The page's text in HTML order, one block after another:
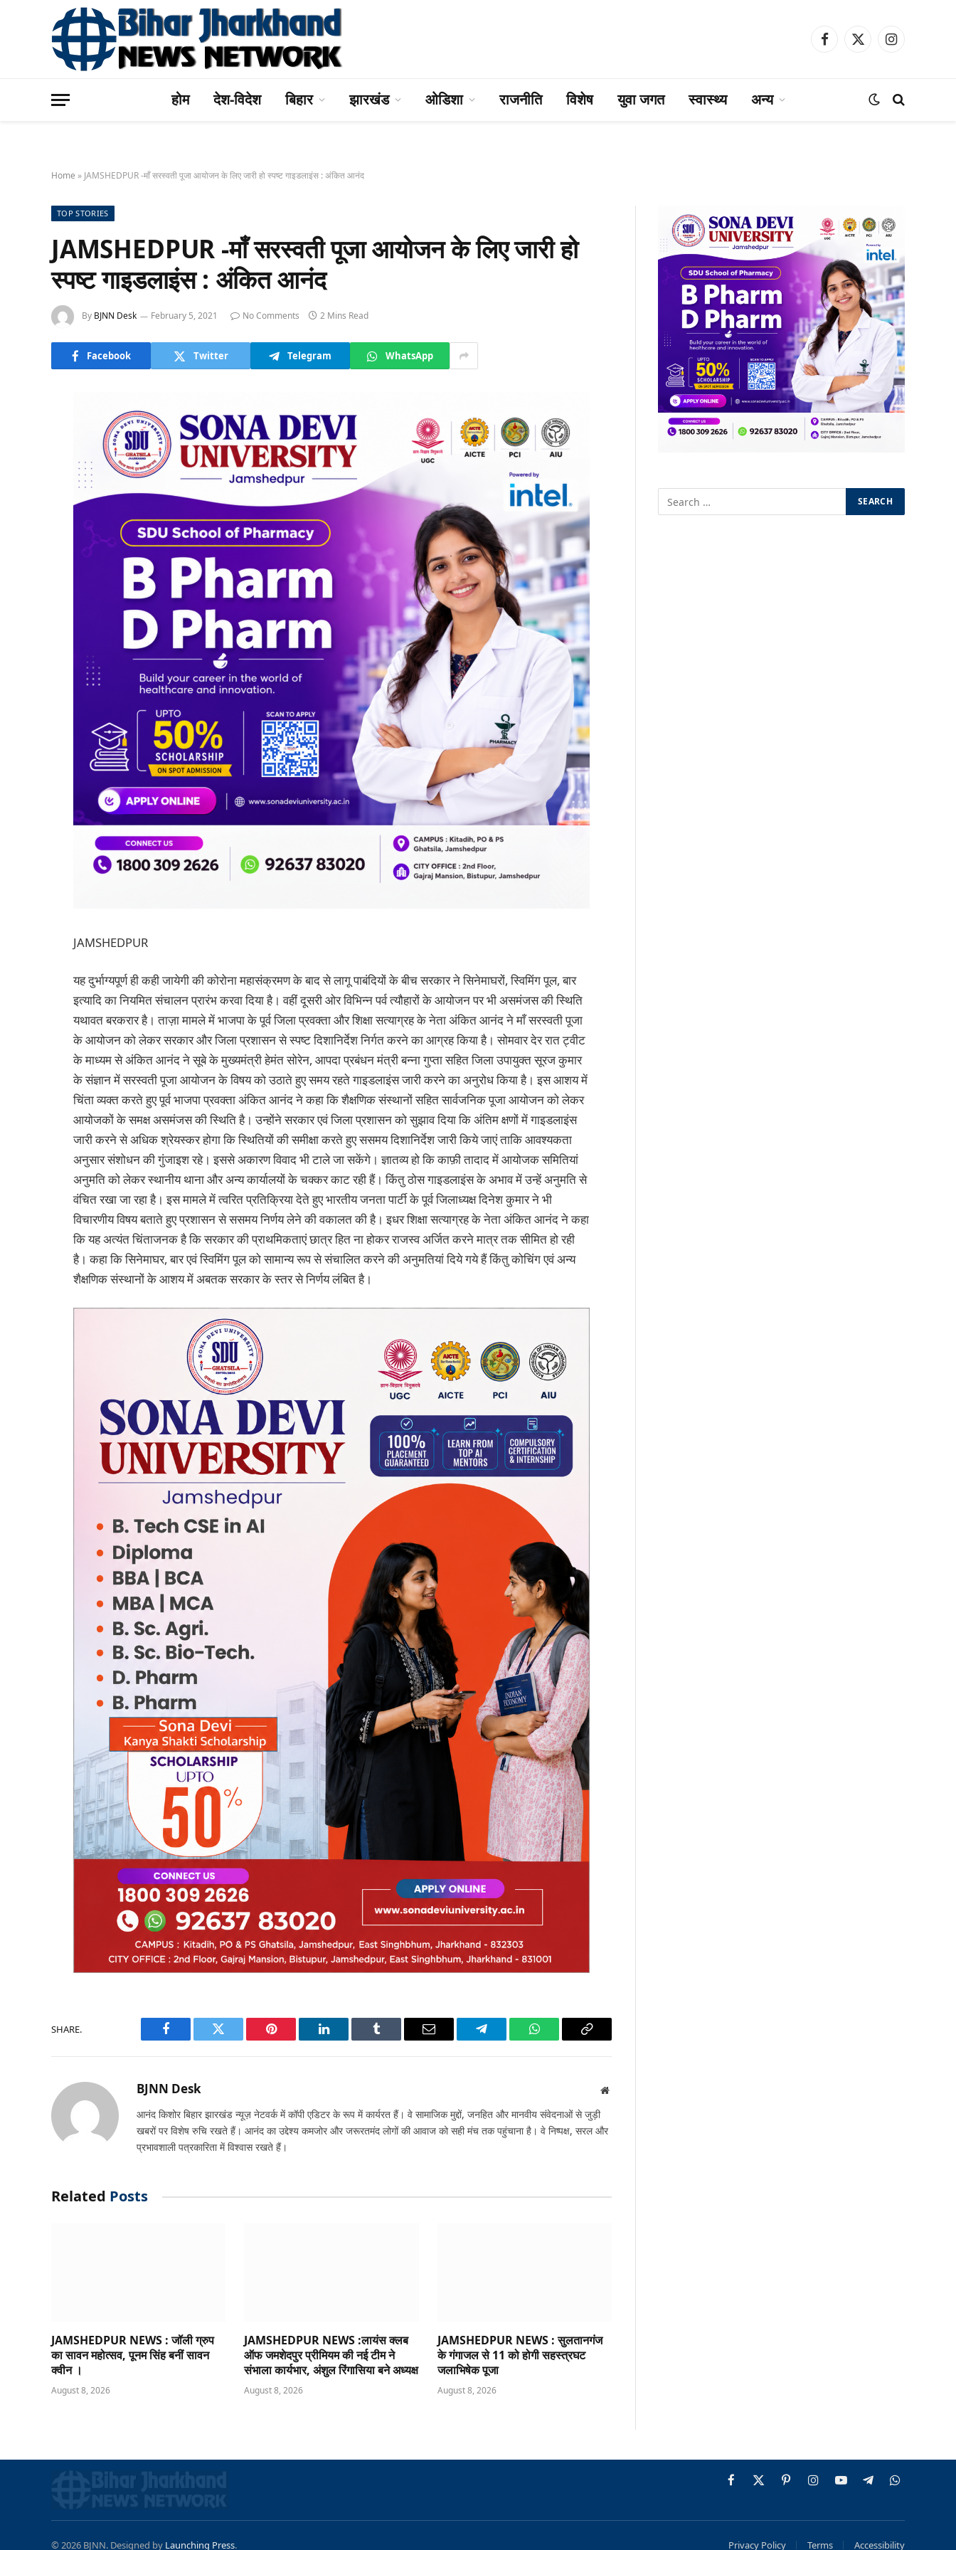
Facebook
X
Instagram
होम देश-विदेश बिहार झारखंड ओडिशा राजनीति विशेष युवा जगत स्वास्थ्य अन्य
Home » JAMSHEDPUR -माँ सरस्वती पूजा आयोजन के लिए जारी हो स्पष्ट गाइडलाइंस : अंकित आनंद
TOP STORIES
JAMSHEDPUR -माँ सरस्वती पूजा आयोजन के लिए जारी हो
स्पष्ट गाइडलाइंस : अंकित आनंद
By BJNN Desk February 5, 2021 No Comments 2 Mins Read
Facebook Twitter Telegram WhatsApp
JAMSHEDPUR
यह दुर्भाग्यपूर्ण ही कही जायेगी की कोरोना महासंक्रमण के बाद से लागू पाबंदियों के बीच सरकार ने सिनेमाघरों, स्विमिंग पूल, बार
इत्यादि का नियमित संचालन प्रारंभ करवा दिया है। वहीं दूसरी ओर विभिन्न पर्व त्यौहारों के आयोजन पर भी असमंजस की स्थिति
यथावत बरकरार है। ताज़ा मामले में भाजपा के पूर्व जिला प्रवक्ता और शिक्षा सत्याग्रह के नेता अंकित आनंद ने माँ सरस्वती पूजा
के आयोजन को लेकर सरकार और जिला प्रशासन से स्पष्ट दिशानिर्देश निर्गत करने का आग्रह किया है। सोमवार देर रात ट्वीट
के माध्यम से अंकित आनंद ने सूबे के मुख्यमंत्री हेमंत सोरेन, आपदा प्रबंधन मंत्री बन्ना गुप्ता सहित जिला उपायुक्त सूरज कुमार
के संज्ञान में सरस्वती पूजा आयोजन के विषय को उठाते हुए समय रहते गाइडलाइंस जारी करने का अनुरोध किया है। इस आशय में
चिंता व्यक्त करते हुए पूर्व भाजपा प्रवक्ता अंकित आनंद ने कहा कि शैक्षणिक संस्थानों सहित सार्वजनिक पूजा आयोजन को लेकर
आयोजकों के समक्ष असमंजस की स्थिति है। उन्होंने सरकार एवं जिला प्रशासन को सुझाव दिया कि अंतिम क्षणों में गाइडलाइंस
जारी करने से अधिक श्रेयस्कर होगा कि स्थितियों की समीक्षा करते हुए ससमय दिशानिर्देश जारी किये जाएं ताकि आवश्यकता
अनुसार संशोधन की गुंजाइश रहे। इससे अकारण विवाद भी टाले जा सकेंगे। ज्ञातव्य हो कि काफ़ी तादाद में आयोजक समितियां
अनुमति को लेकर स्थानीय थाना और अन्य कार्यालयों के चक्कर काट रही हैं। किंतु ठोस गाइडलाइंस के अभाव में उन्हें अनुमति से
वंचित रखा जा रहा है। इस मामले में त्वरित प्रतिक्रिया देते हुए भारतीय जनता पार्टी के पूर्व जिलाध्यक्ष दिनेश कुमार ने भी
विचारणीय विषय बताते हुए प्रशासन से ससमय निर्णय लेने की वकालत की है। इधर शिक्षा सत्याग्रह के नेता अंकित आनंद ने कहा
कि यह अत्यंत चिंताजनक है कि सरकार की प्राथमिकताएं छात्र हित ना होकर राजस्व अर्जित करने मात्र तक सीमित हो रही
है। कहा कि सिनेमाघर, बार एवं स्विमिंग पूल को सामान्य रूप से संचालित करने की अनुमतियां दिये गये हैं किंतु कोचिंग एवं अन्य
शैक्षणिक संस्थानों के आशय में अबतक सरकार के स्तर से निर्णय लंबित है।
SHARE.
Facebook Twitter Pinterest LinkedIn Tumblr Email Telegram WhatsAppCopy
BJNN Desk Website
आनंद किशोर बिहार झारखंड न्यूज़ नेटवर्क में कॉपी एडिटर के रूप में कार्यरत हैं। वे सामाजिक मुद्दों, जनहित और मानवीय संवेदनाओं से जुड़ी
खबरों पर विशेष रुचि रखते हैं। आनंद का उद्देश्य कमजोर और जरूरतमंद लोगों की आवाज को सही मंच तक पहुंचाना है। वे निष्पक्ष, सरल और
प्रभावशाली पत्रकारिता में विश्वास रखते हैं।
Related Posts
JAMSHEDPUR NEWS : जॉली ग्रुप
का सावन महोत्सव, पूनम सिंह बनीं सावन
क्वीन ।
August 8, 2026
JAMSHEDPUR NEWS :लायंस क्लब
ऑफ जमशेदपुर प्रीमियम की नई टीम ने
संभाला कार्यभार, अंशुल रिंगासिया बने अध्यक्ष
August 8, 2026
JAMSHEDPUR NEWS : सुलतानगंज
के गंगाजल से 11 को होगी सहस्त्रघट
जलाभिषेक पूजा
August 8, 2026
Facebook
X
PinterestInstagramYouTubeTelegramWhatsApp
© 2026 BJNN. Designed by Launching Press. Privacy Policy Terms Accessibility